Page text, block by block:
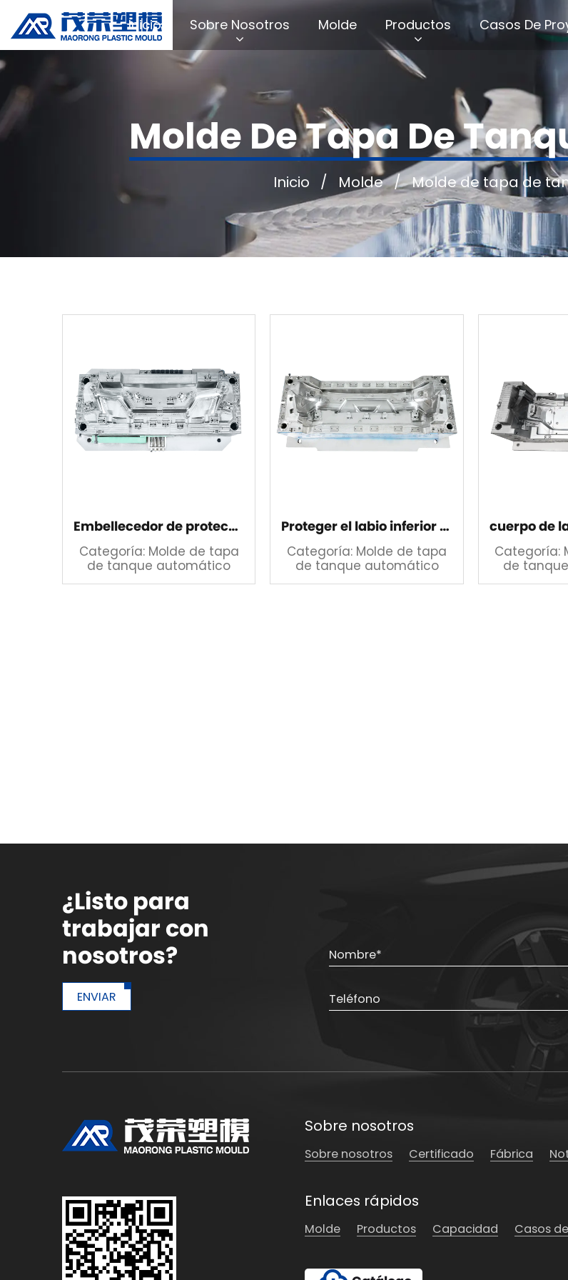
Inicio Sobre Nosotros Molde Productos Casos De
Molde De Tapa De
Inicio / Molde / Molde de tapa de
Embellecedor de protección delantera
Categoría: Molde de tapa
de tanque automático
Proteger el labio inferior más tarde
Categoría: Molde de tapa
de tanque automático
Categoría:
de
¿Listo para
trabajar con
nosotros?
ENVIAR
Sobre nosotros
Sobre nosotros Certificado Fábrica
Enlaces rápidos
Molde Productos Capacidad Casos